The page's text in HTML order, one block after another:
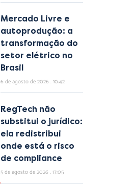
Mercado Livre e
autoprodução: a
transformação do
setor elétrico no
Brasil
6 de agosto de 2026 10:42
RegTech não
substitui o jurídico:
ela redistribui
onde está o risco
de compliance
5 de agosto de 2026 17:05